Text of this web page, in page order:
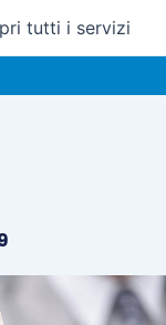
tutti i servizi